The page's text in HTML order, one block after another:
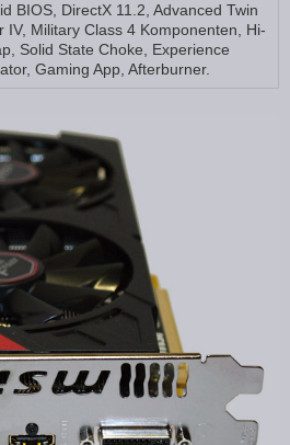
BIOS, DirectX 11.2, Advanced Twin
IV, Military Class 4 Komponenten, Hi-
Solid State Choke, Experience
Gaming App, Afterburner.